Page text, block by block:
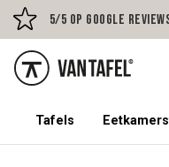
5/5 op Google
5%
Tafels